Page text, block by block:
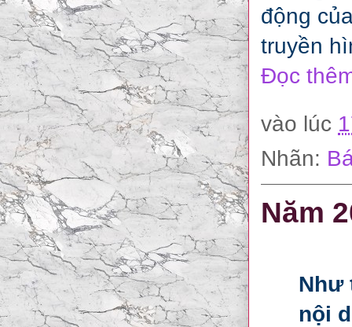
động
truyền
Đọc
vào lúc
Nhãn:
Năm
Như
nội